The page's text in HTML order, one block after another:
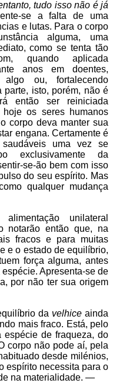
tudo isso não é já
se a falta de uma
e lutas. Para o corpo
alguma, uma
como se tenta tão
quando aplicada
anos em doentes,
ou, fortalecendo
parte, isto, porém, não é
então ser reiniciada
os seres humanos
corpo deva manter sua
engana. Certamente é
uma vez se
exclusivamente da
se-ão bem com isso
do seu espírito. Mas
qualquer mudança
unilateral
notarão então que, na
fracos e para muitas
e o estado de equilíbrio,
força alguma, antes
Apresenta-se de
por não ter sua origem
da velhiceainda
mais fraco. Está, pelo
espécie de fraqueza, do
corpo não pode aí, pela
desde milénios,
espírito necessita para o
na materialidade. —